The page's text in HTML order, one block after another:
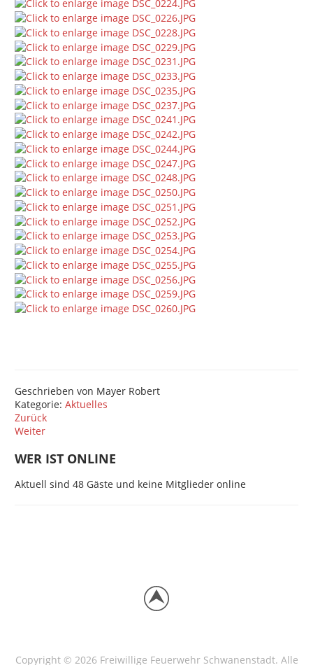
Geschrieben von Mayer Robert
Kategorie:Aktuelles
Zurück
Weiter
WER IST ONLINE
Aktuell sind 48 Gäste und keine Mitglieder online
Copyright © 2026 Freiwillige Feuerwehr Schwanenstadt. Alle